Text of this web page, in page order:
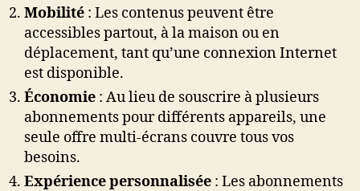
Mobilité : Les contenus peuvent être
accessibles partout, à la maison ou en
déplacement, tant qu’une connexion Internet
est disponible.
Économie : Au lieu de souscrire à plusieurs
abonnements pour différents appareils, une
seule offre multi-écrans couvre tous vos
besoins.
Expérience personnalisée : Les abonnements